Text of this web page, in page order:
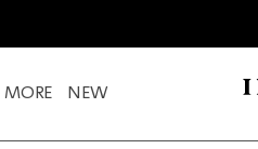
NEW
MORE